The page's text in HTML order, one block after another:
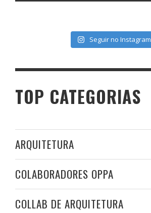
Seguir no Instagram
TOP CATEGORIAS
ARQUITETURA
COLABORADORES OPPA
COLLAB DE ARQUITETURA